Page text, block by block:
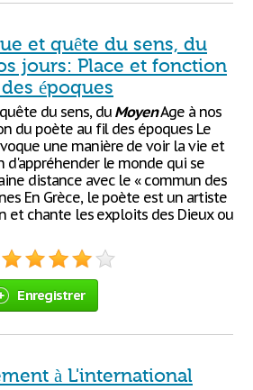
et quête du sens, du
jours: Place et fonction
époques
du sens, du MoyenAge à nos
du poète au fil des époques Le
une manière de voir la vie et
d'appréhender le monde qui se
distance avec le « commun des
En Grèce, le poète est un artiste
et chante les exploits des Dieux ou
Enregistrer
à L'international